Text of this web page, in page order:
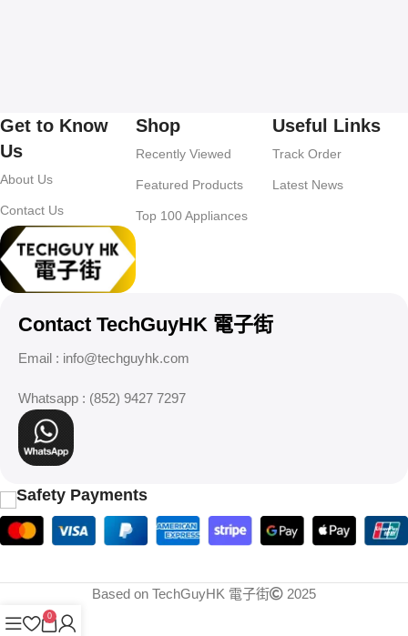
Get to Know
Us
About Us
Contact Us
Shop
Recently Viewed
Featured Products
Top 100 Appliances
Useful Links
Track Order
Latest News
Contact TechGuyHK 電子街
Email : info@techguyhk.com
Whatsapp : (852) 9427 7297
Safety Payments
Based on TechGuyHK 電子街 2025
0